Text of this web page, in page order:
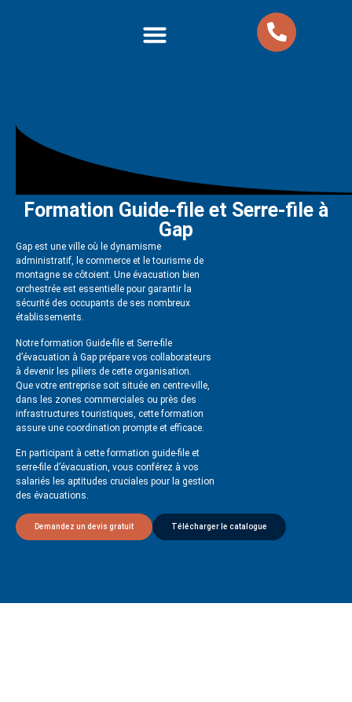
Formation Guide-file et Serre-file à
Gap
Gap est une ville où le dynamisme
administratif, le commerce et le tourisme de
montagne se côtoient. Une évacuation bien
orchestrée est essentielle pour garantir la
sécurité des occupants de ses nombreux
établissements.
Notre formation Guide-file et Serre-file
d’évacuation à Gap prépare vos collaborateurs
à devenir les piliers de cette organisation.
Que votre entreprise soit située en centre-ville,
dans les zones commerciales ou près des
infrastructures touristiques, cette formation
assure une coordination prompte et efficace.
En participant à cette formation guide-file et
serre-file d’évacuation, vous conférez à vos
salariés les aptitudes cruciales pour la gestion
des évacuations.
Demandez un devis gratuit Télécharger le catalogue